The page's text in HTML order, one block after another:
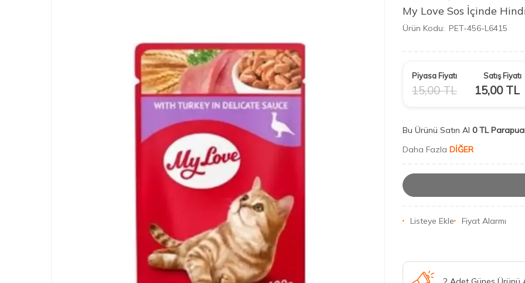
My Love Sos İçinde
Ürün Kodu: PET-456-L6415
Piyasa Fiyatı
15,00TL
Satış Fiyatı
15,00TL
Bu Ürünü Satın Al 0 TL
Daha Fazla DİĞER
Listeye Ekle Fiyat Alarmı